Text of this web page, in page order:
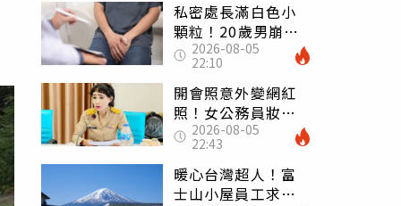
私密處長滿白色小
顆粒！20歲男崩潰
求診 醫曝5大真相
別再誤會
2026-08-05
22:10
開會照意外變網紅
照！女公務員妝容
掀2千則留言 本人
怒嗆：化妝有錯嗎
2026-08-05
22:43
暖心台灣超人！富
士山小屋員工求助